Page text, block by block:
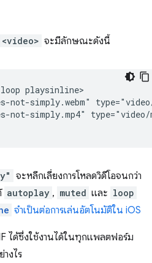
<video> จะมีลักษณะดังนี้
loop playsinline>
not-simply.webm"
not-simply.mp4"
จะหลีกเลี่ยงการโหลดวิดีโอจนกว่า
autoplay , muted และ loop
จำเป็นต่อการเล่นอัตโนมัติใน iOS
ด้ซึ่งใช้งานได้ในทุกแพลตฟอร์ม
งไร